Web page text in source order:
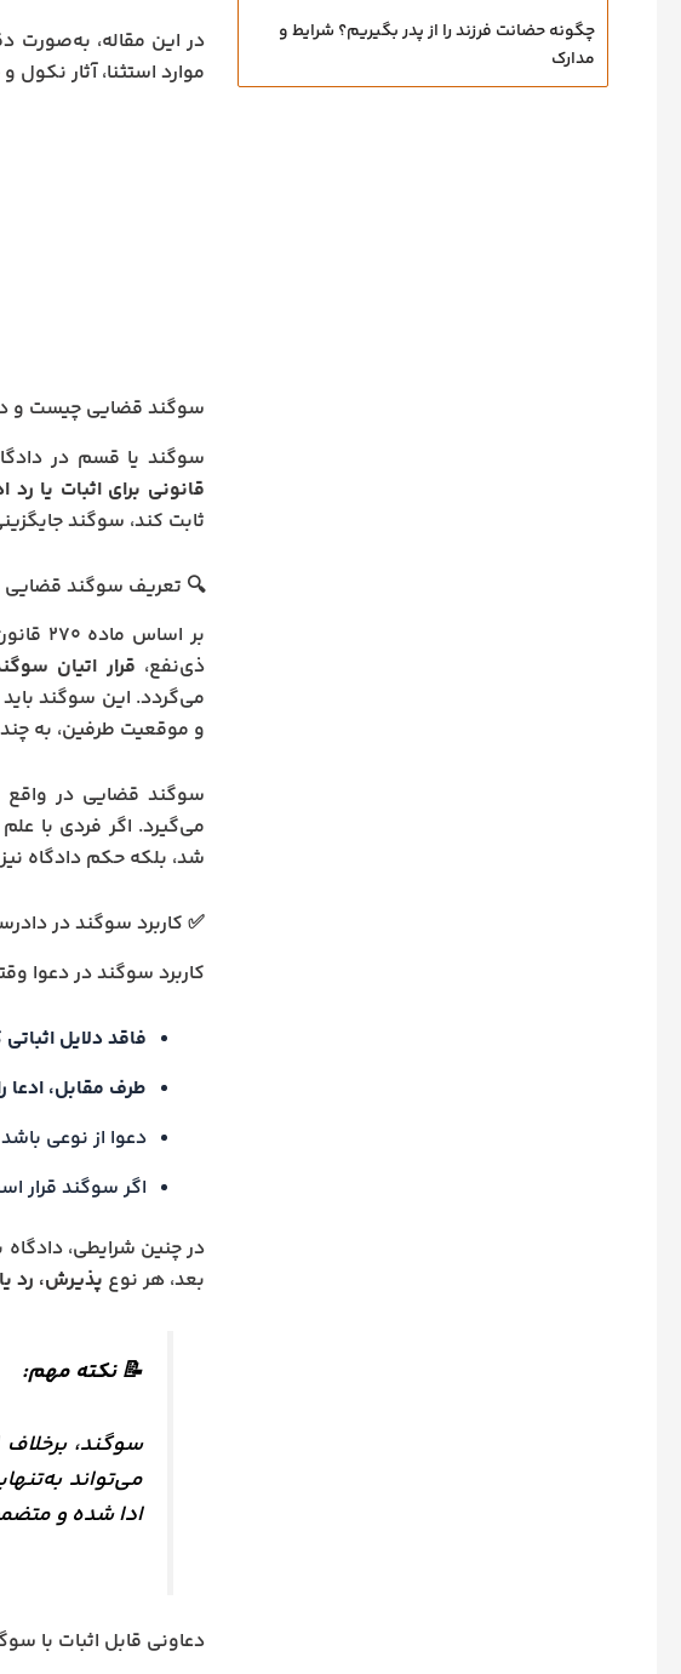
چگونه حضانت فرزند را از پدر بگیریم؟ شرایط و
مدارک
در این مقاله، به‌صورت
موارد استثنا، آثار نکول
سوگند قضایی چیست و
سوگند یا قسم در
قانونی برای اثبات یا رد
ثابت کند، سوگند
🔍 تعریف سوگند قضایی
بر اساس ماده ۲۷۰ قانون آیین دادرسی مدنی، هرگاه صدور حکم دادگاه منوط به
ذی‌نفع، قرار اتیان
می‌گردد. این سوگند
و موقعیت طرفین، به
سوگند قضایی در
می‌گیرد. اگر فردی با
شد، بلکه حکم دادگاه
✅ کاربرد سوگند در
کاربرد سوگند در دعوا
فاقد دلایل
طرف مقابل، ادعا
دعوا از نوعی
اگر سوگند قرار
در چنین شرایطی،
بعد، هر نوع پذیرش، رد
📝 نکته مهم:
سوگند، برخلاف
می‌تواند
ادا شده و
دعاونی قابل اثبات با